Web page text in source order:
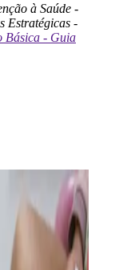
à Saúde -
Estratégicas -
Básica - Guia